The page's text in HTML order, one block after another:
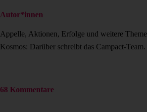
Autor*innen
Appelle, Aktionen, Erfolge und weitere
Kosmos: Darüber schreibt das Campact-Team.
68 Kommentare